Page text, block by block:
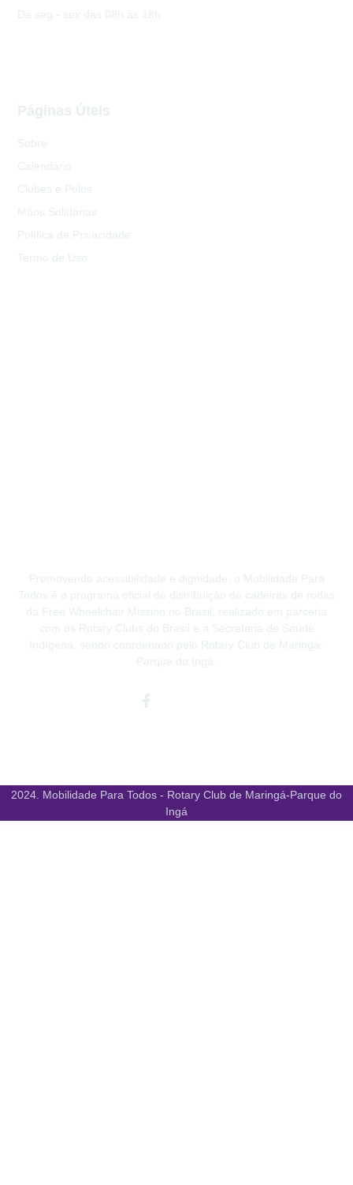
Promovendo acessibilidade e dignidade, o Mobilidade Para
Todos é o programa oficial de distribuição de cadeiras de rodas
da Free Wheelchair Mission no Brasil, realizado em parceria
com os Rotary Clubs do Brasil e a Secretaria de Saúde
Indígena, sendo coordenado pelo Rotary Club de Maringá-
Parque do Ingá.
Facebook-
Páginas Úteis
Sobre
Calendário
Clubes e Polos
Mãos Solidárias
Política de Privacidade
Termo de Uso
De seg - sex das 08h às 18h
2024. Mobilidade Para Todos - Rotary Club de Maringá-Parque do
Ingá